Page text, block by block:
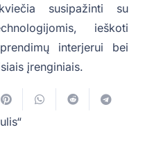
susipažinti su
ieškoti
interjerui bei
įrenginiais.